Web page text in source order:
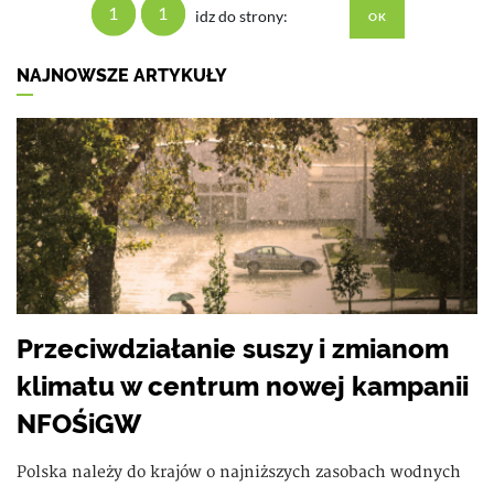
1 1 idz do strony:
NAJNOWSZE ARTYKUŁY
Przeciwdziałanie suszy i zmianom
klimatu w centrum nowej kampanii
NFOŚiGW
Polska należy do krajów o najniższych zasobach wodnych